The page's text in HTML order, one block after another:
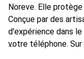
Noreve. Elle
Conçue par des
d'expérience dans
votre téléphone.